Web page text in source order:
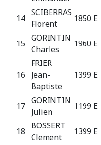
14
SCIBERRAS
Florent
1850 E
15
GORINTIN
Charles
1960 E
16
FRIER
Jean-
Baptiste
1399 E
17
GORINTIN
Julien
1199 E
18
BOSSERT
Clement
1399 E